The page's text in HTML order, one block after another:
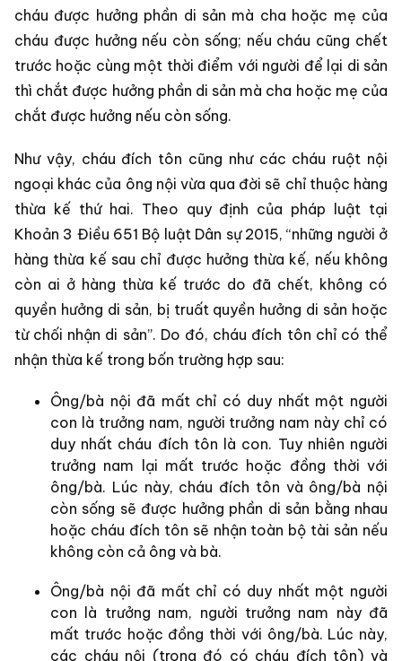
cháu được hưởng phần di sản mà cha hoặc mẹ của
cháu được hưởng nếu còn sống; nếu cháu cũng chết
trước hoặc cùng một thời điểm với người để lại di sản
thì chắt được hưởng phần di sản mà cha hoặc mẹ của
chắt được hưởng nếu còn sống.
Như vậy, cháu đích tôn cũng như các cháu ruột nội
ngoại khác của ông nội vừa qua đời sẽ chỉ thuộc hàng
thừa kế thứ hai. Theo quy định của pháp luật tại
Khoản 3 Điều 651 Bộ luật Dân sự 2015, “những người ở
hàng thừa kế sau chỉ được hưởng thừa kế, nếu không
còn ai ở hàng thừa kế trước do đã chết, không có
quyền hưởng di sản, bị truất quyền hưởng di sản hoặc
từ chối nhận di sản”. Do đó, cháu đích tôn chỉ có thể
nhận thừa kế trong bốn trường hợp sau:
Ông/bà nội đã mất chỉ có duy nhất một người
con là trưởng nam, người trưởng nam này chỉ có
duy nhất cháu đích tôn là con. Tuy nhiên người
trưởng nam lại mất trước hoặc đồng thời với
ông/bà. Lúc này, cháu đích tôn và ông/bà nội
còn sống sẽ được hưởng phần di sản bằng nhau
hoặc cháu đích tôn sẽ nhận toàn bộ tài sản nếu
không còn cả ông và bà.
Ông/bà nội đã mất chỉ có duy nhất một người
con là trưởng nam, người trưởng nam này đã
mất trước hoặc đồng thời với ông/bà. Lúc này,
các cháu nội (trong đó có cháu đích tôn) và